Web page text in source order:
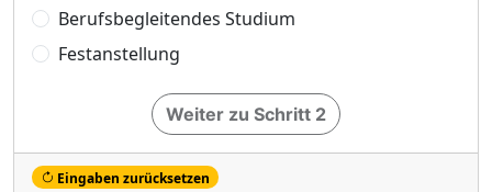
Berufsbegleitendes Studium
Festanstellung
Weiter zu Schritt 2
Eingaben zurücksetzen